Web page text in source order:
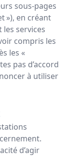
sous-pages
»), en créant
services
compris les
les «
pas d’accord
à utiliser
d’agir